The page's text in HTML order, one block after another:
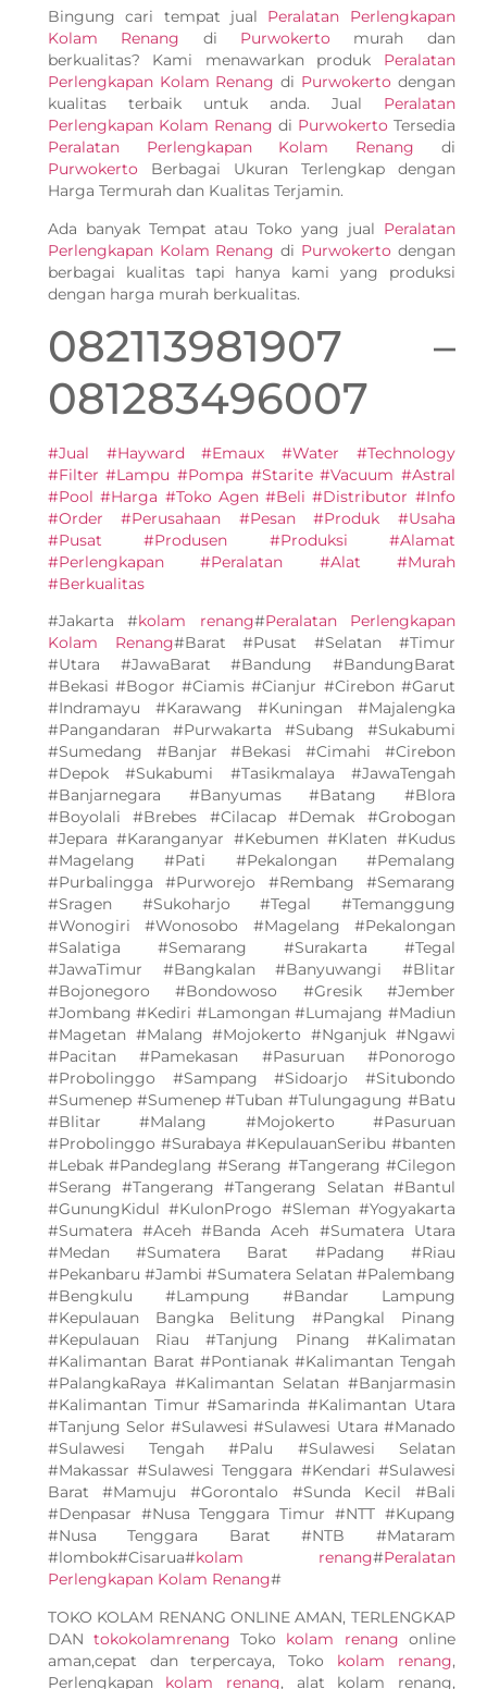
Bingung cari tempat jual Peralatan Perlengkapan
Kolam Renang di Purwokerto murah dan
berkualitas? Kami menawarkan produk Peralatan
Perlengkapan Kolam Renang di Purwokerto dengan
kualitas terbaik untuk anda. Jual Peralatan
Perlengkapan Kolam Renang di Purwokerto Tersedia
Peralatan Perlengkapan Kolam Renang di
Purwokerto Berbagai Ukuran Terlengkap dengan
Harga Termurah dan Kualitas Terjamin.
Ada banyak Tempat atau Toko yang jual Peralatan
Perlengkapan Kolam Renang di Purwokerto dengan
berbagai kualitas tapi hanya kami yang produksi
dengan harga murah berkualitas.
082113981907 –
081283496007
#Jual #Hayward #Emaux #Water #Technology
#Filter #Lampu #Pompa #Starite #Vacuum #Astral
#Pool #Harga #Toko Agen #Beli #Distributor #Info
#Order #Perusahaan #Pesan #Produk #Usaha
#Pusat #Produsen #Produksi #Alamat
#Perlengkapan #Peralatan #Alat #Murah
#Berkualitas
#Jakarta #kolam renang#Peralatan Perlengkapan
Kolam Renang#Barat #Pusat #Selatan #Timur
#Utara #JawaBarat #Bandung #BandungBarat
#Bekasi #Bogor #Ciamis #Cianjur #Cirebon #Garut
#Indramayu #Karawang #Kuningan #Majalengka
#Pangandaran #Purwakarta #Subang #Sukabumi
#Sumedang #Banjar #Bekasi #Cimahi #Cirebon
#Depok #Sukabumi #Tasikmalaya #JawaTengah
#Banjarnegara #Banyumas #Batang #Blora
#Boyolali #Brebes #Cilacap #Demak #Grobogan
#Jepara #Karanganyar #Kebumen #Klaten #Kudus
#Magelang #Pati #Pekalongan #Pemalang
#Purbalingga #Purworejo #Rembang #Semarang
#Sragen #Sukoharjo #Tegal #Temanggung
#Wonogiri #Wonosobo #Magelang #Pekalongan
#Salatiga #Semarang #Surakarta #Tegal
#JawaTimur #Bangkalan #Banyuwangi #Blitar
#Bojonegoro #Bondowoso #Gresik #Jember
#Jombang #Kediri #Lamongan #Lumajang #Madiun
#Magetan #Malang #Mojokerto #Nganjuk #Ngawi
#Pacitan #Pamekasan #Pasuruan #Ponorogo
#Probolinggo #Sampang #Sidoarjo #Situbondo
#Sumenep #Sumenep #Tuban #Tulungagung #Batu
#Blitar #Malang #Mojokerto #Pasuruan
#Probolinggo #Surabaya #KepulauanSeribu #banten
#Lebak #Pandeglang #Serang #Tangerang #Cilegon
#Serang #Tangerang #Tangerang Selatan #Bantul
#GunungKidul #KulonProgo #Sleman #Yogyakarta
#Sumatera #Aceh #Banda Aceh #Sumatera Utara
#Medan #Sumatera Barat #Padang #Riau
#Pekanbaru #Jambi #Sumatera Selatan #Palembang
#Bengkulu #Lampung #Bandar Lampung
#Kepulauan Bangka Belitung #Pangkal Pinang
#Kepulauan Riau #Tanjung Pinang #Kalimatan
#Kalimantan Barat #Pontianak #Kalimantan Tengah
#PalangkaRaya #Kalimantan Selatan #Banjarmasin
#Kalimantan Timur #Samarinda #Kalimantan Utara
#Tanjung Selor #Sulawesi #Sulawesi Utara #Manado
#Sulawesi Tengah #Palu #Sulawesi Selatan
#Makassar #Sulawesi Tenggara #Kendari #Sulawesi
Barat #Mamuju #Gorontalo #Sunda Kecil #Bali
#Denpasar #Nusa Tenggara Timur #NTT #Kupang
#Nusa Tenggara Barat #NTB #Mataram
#lombok#Cisarua#kolam renang#Peralatan
Perlengkapan Kolam Renang#
TOKO KOLAM RENANG ONLINE AMAN, TERLENGKAP
DANtokokolamrenang Toko kolam renang online
aman,cepat dan terpercaya, Toko kolam renang,
Perlengkapan kolam renang, alat kolam renang,